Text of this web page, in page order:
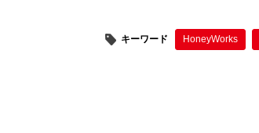
キーワード HoneyWorks